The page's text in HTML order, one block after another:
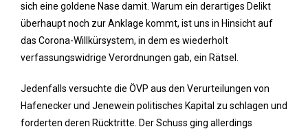
sich eine goldene Nase damit. Warum ein derartiges Delikt
überhaupt noch zur Anklage kommt, ist uns in Hinsicht auf
das Corona-Willkürsystem, in dem es wiederholt
verfassungswidrige Verordnungen gab, ein Rätsel.
Jedenfalls versuchte die ÖVP aus den Verurteilungen von
Hafenecker und Jenewein politisches Kapital zu schlagen und
forderten deren Rücktritte. Der Schuss ging allerdings